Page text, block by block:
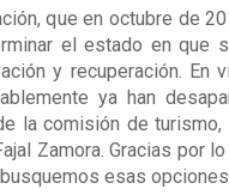
que en octubre de
el estado en que
y recuperación.
ya han
la comisión de
Zamora. Gracias por
esas